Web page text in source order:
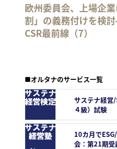
欧州委員会、上場企
割」の義務付けを検
CSR最前線（7）
■オルタナのサービス一覧
サステナ経営
４級）試験
10カ月で
会：第21期受